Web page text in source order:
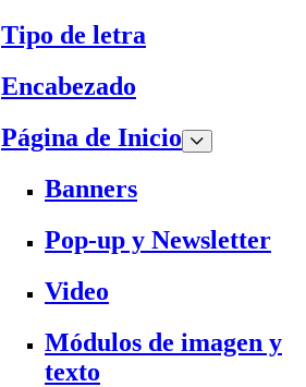
Tipo de letra
Encabezado
Página de Inicio
Banners
Pop-up y Newsletter
Video
Módulos de imagen y
texto